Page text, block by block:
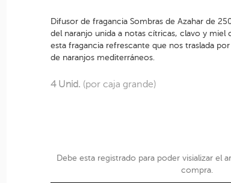
Difusor de fragancia Sombras de Azahar de
del naranjo unida a notas cítricas, clavo y
esta fragancia refrescante que nos traslada
de naranjos mediterráneos.
4 Unid. (por caja grande)
Debe esta registrado para poder visializar el
compra.